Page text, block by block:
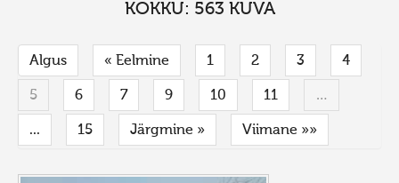
KOKKU: 563 KUVA
Algus « Eelmine 1 2 3 4
5 6 7 9 10 11 …
... 15 Järgmine » Viimane »»